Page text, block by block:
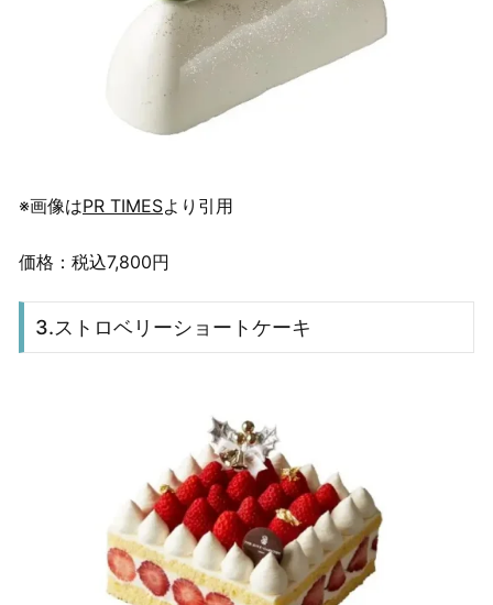
※画像はPR TIMESより引用
価格：税込7,800円
3.ストロベリーショートケーキ